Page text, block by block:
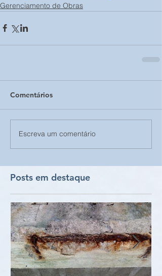
Gerenciamento de Obras
Comentários
Escreva um comentário
Posts em destaque